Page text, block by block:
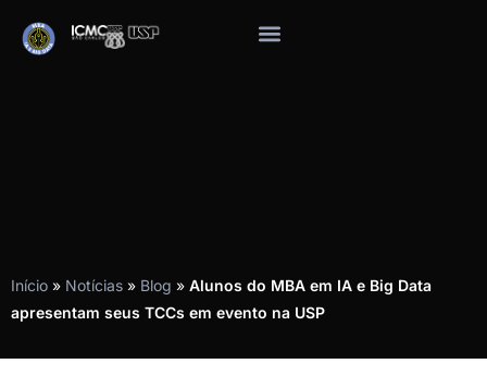
Início » Notícias » Blog » Alunos do MBA em IA e Big Data
apresentam seus TCCs em evento na USP